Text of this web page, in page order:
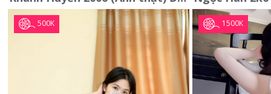
500K 1500K